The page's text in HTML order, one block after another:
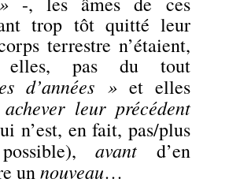
trop tôt quitté leur
terrestre n’étaient,
pas du tout
d’années »et elles
achever leur précédent
n’est, en fait, pas/plus
avant d’en
unnouveau…